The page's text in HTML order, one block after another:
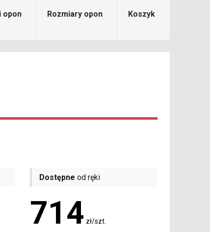
opon Rozmiary opon Koszyk
Dostępne od ręki
714 zł/szt.